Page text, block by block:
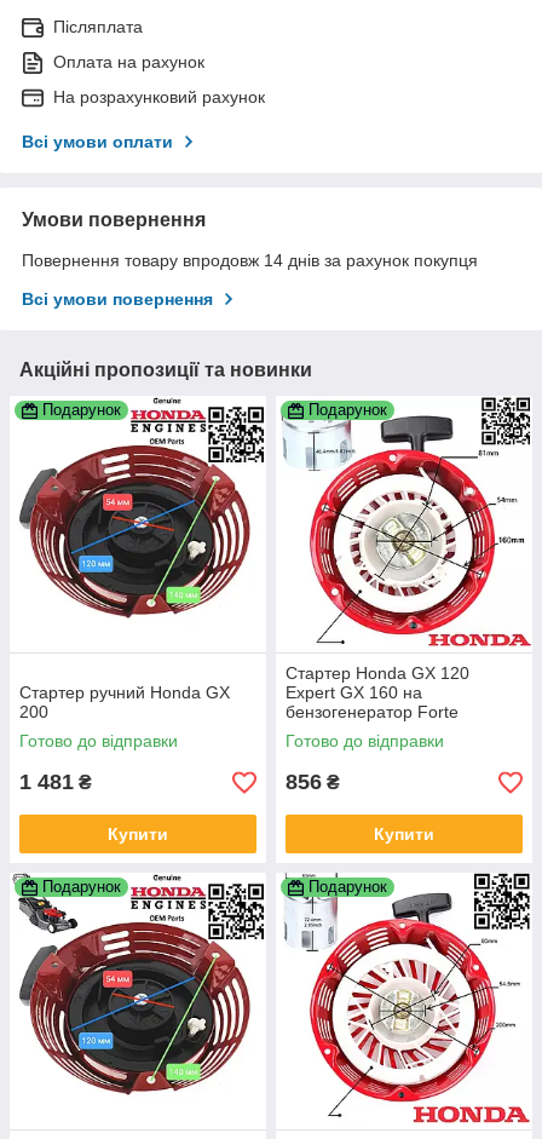
Післяплата
Оплата на рахунок
На розрахунковий рахунок
Всі умови оплати
Умови повернення
Повернення товару впродовж 14 днів за рахунок покупця
Всі умови повернення
Акційні пропозиції та новинки
Подарунок
Стартер ручний Honda GX
200
Готово до відправки
1 481 ₴
Купити
Подарунок
Стартер Honda GX 120
Expert GX 160 на
бензогенератор Forte
Firmann Rato Edon Tekit
Hecht GX170 GX200 168F
28400-Z1T-702ZD
Готово до відправки
856 ₴
Купити
Подарунок Подарунок